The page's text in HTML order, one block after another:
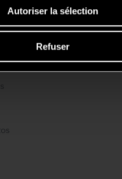
Autoriser la sélection
Refuser